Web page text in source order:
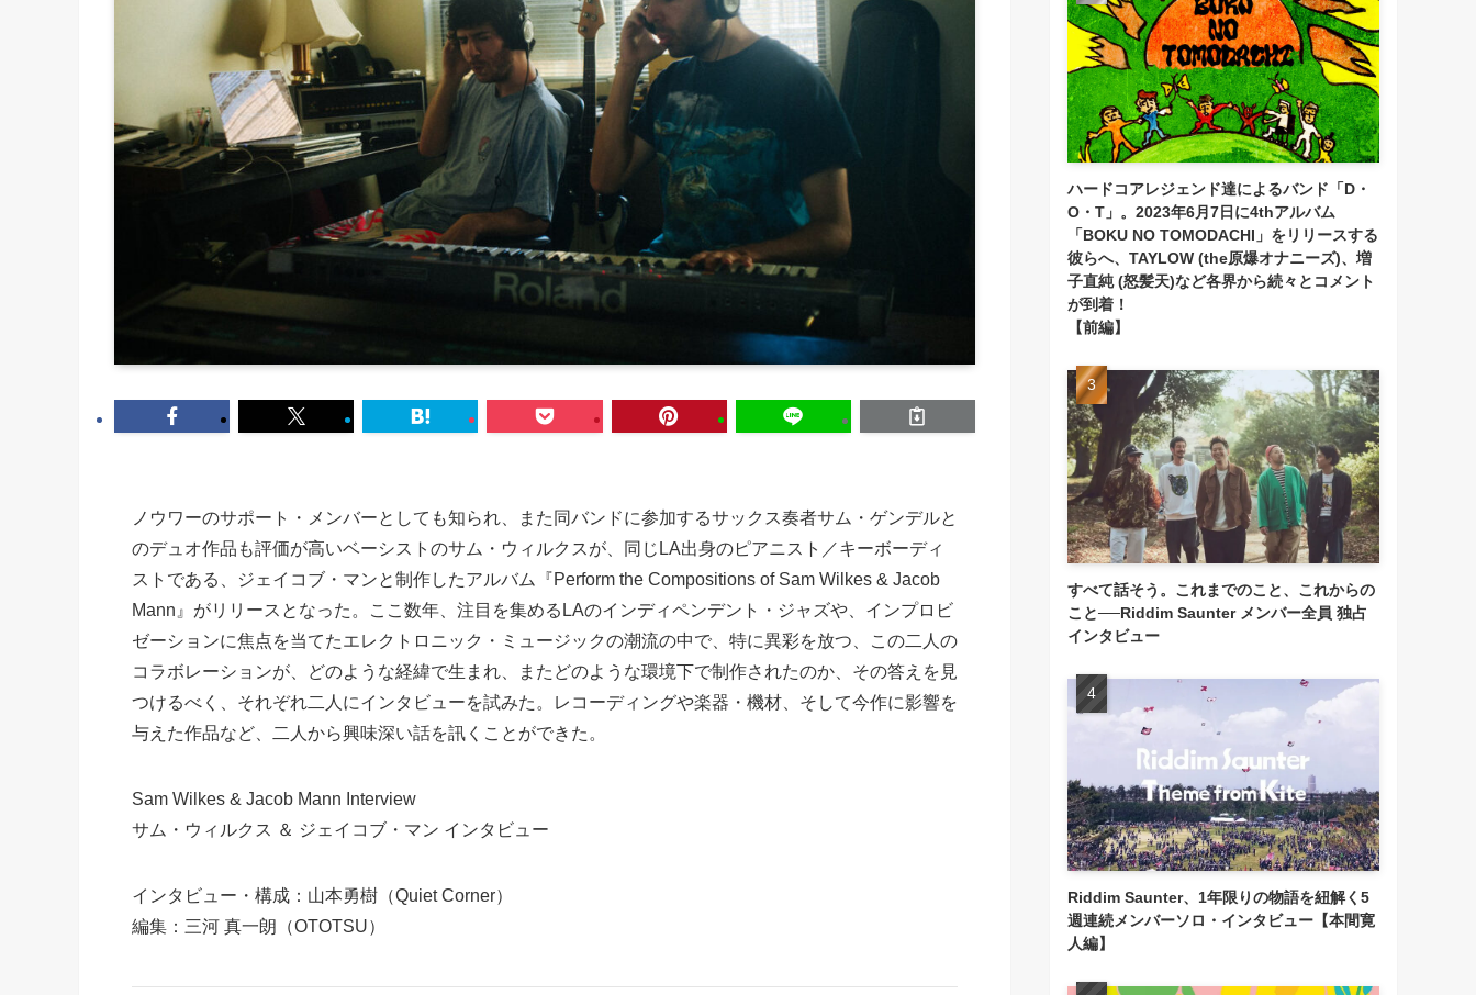
ノウワーのサポート・メンバーとしても知られ、また同バンドに参加するサックス奏者サム・ゲンデルと
のデュオ作品も評価が高いベーシストのサム・ウィルクスが、同じLA出身のピアニスト／キーボーディ
ストである、ジェイコブ・マンと制作したアルバム『Perform the Compositions of Sam Wilkes & Jacob
Mann』がリリースとなった。ここ数年、注目を集めるLAのインディペンデント・ジャズや、インプロビ
ゼーションに焦点を当てたエレクトロニック・ミュージックの潮流の中で、特に異彩を放つ、この二人の
コラボレーションが、どのような経緯で生まれ、またどのような環境下で制作されたのか、その答えを見
つけるべく、それぞれ二人にインタビューを試みた。レコーディングや楽器・機材、そして今作に影響を
与えた作品など、二人から興味深い話を訊くことができた。
Sam Wilkes & Jacob Mann Interview
サム・ウィルクス ＆ ジェイコブ・マン インタビュー
インタビュー・構成：山本勇樹（Quiet Corner）
編集：三河 真一朗（OTOTSU）
ハードコアレジェンド達によるバンド「D・
O・T」。2023年6月7日に4thアルバム
「BOKU NO TOMODACHI」をリリースする
彼らへ、TAYLOW (the原爆オナニーズ)、増
子直純 (怒髪天)など各界から続々とコメント
が到着！
【前編】
すべて話そう。これまでのこと、これからの
こと──Riddim Saunter メンバー全員 独占
インタビュー
Riddim Saunter、1年限りの物語を紐解く5
週連続メンバーソロ・インタビュー【本間寛
人編】